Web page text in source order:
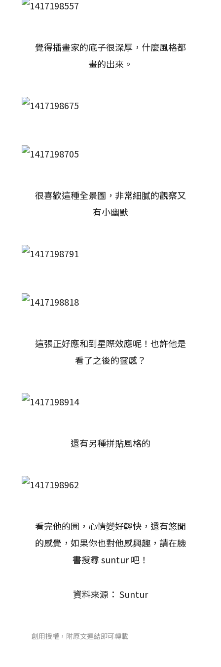
覺得插畫家的底子很深厚，什麼風格都
畫的出來。
很喜歡這種全景圖，非常細膩的觀察又
有小幽默
這張正好應和到星際效應呢！也許他是
看了之後的靈感？
還有另種拼貼風格的
看完他的圖，心情變好輕快，還有悠閒
的感覺，如果你也對他感興趣，請在臉
書搜尋 suntur 吧！
資料來源： Suntur
創用授權，附原文連結即可轉載